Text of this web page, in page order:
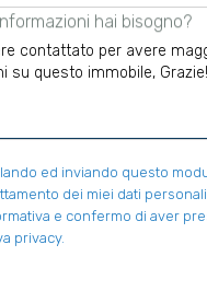
hai bisogno?
ed inviando questo
dei miei dati
e confermo di aver
privacy.